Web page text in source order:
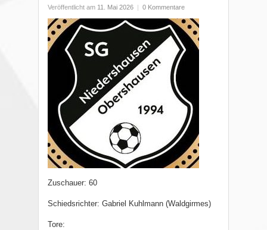
Veröffentlicht am 11. Mai 2026 0 Kommentare
Zuschauer: 60
Schiedsrichter: Gabriel Kuhlmann (Waldgirmes)
Tore: